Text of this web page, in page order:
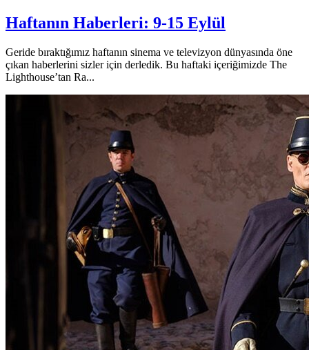
Haftanın Haberleri: 9-15 Eylül
Geride bıraktığımız haftanın sinema ve televizyon dünyasında öne
çıkan haberlerini sizler için derledik. Bu haftaki içeriğimizde The
Lighthouse’tan Ra...